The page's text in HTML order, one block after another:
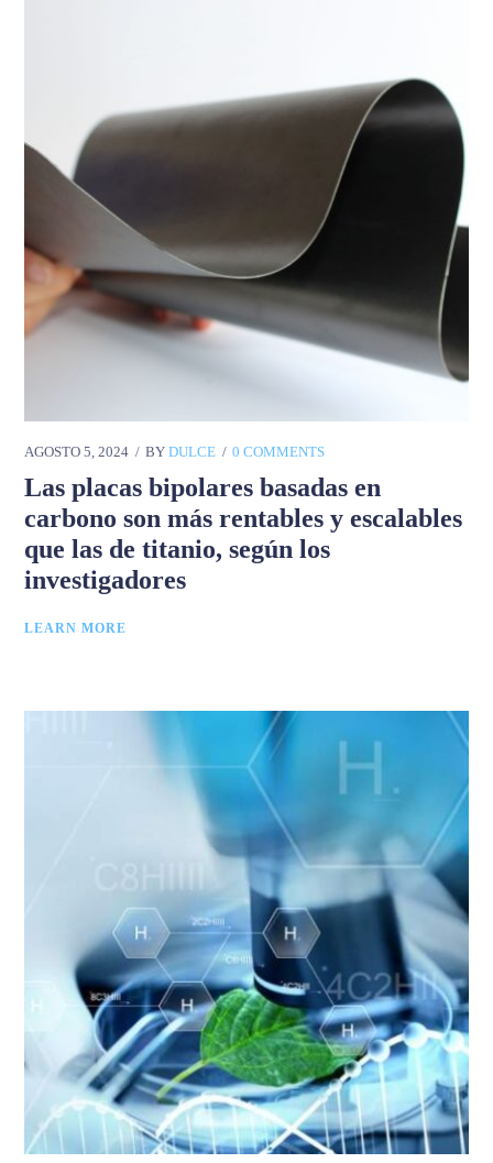
AGOSTO 5, 2024 BYDULCE 0 COMMENTS
Las placas bipolares basadas en
carbono son más rentables y escalables
que las de titanio, según los
investigadores
LEARN MORE